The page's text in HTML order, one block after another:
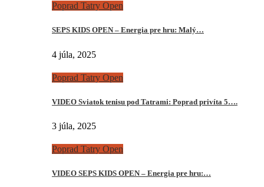
Poprad Tatry Open
SEPS KIDS OPEN – Energia pre hru: Malý…
4 júla, 2025
Poprad Tatry Open
VIDEO Sviatok tenisu pod Tatrami: Poprad privíta 5….
3 júla, 2025
Poprad Tatry Open
VIDEO SEPS KIDS OPEN – Energia pre hru:…